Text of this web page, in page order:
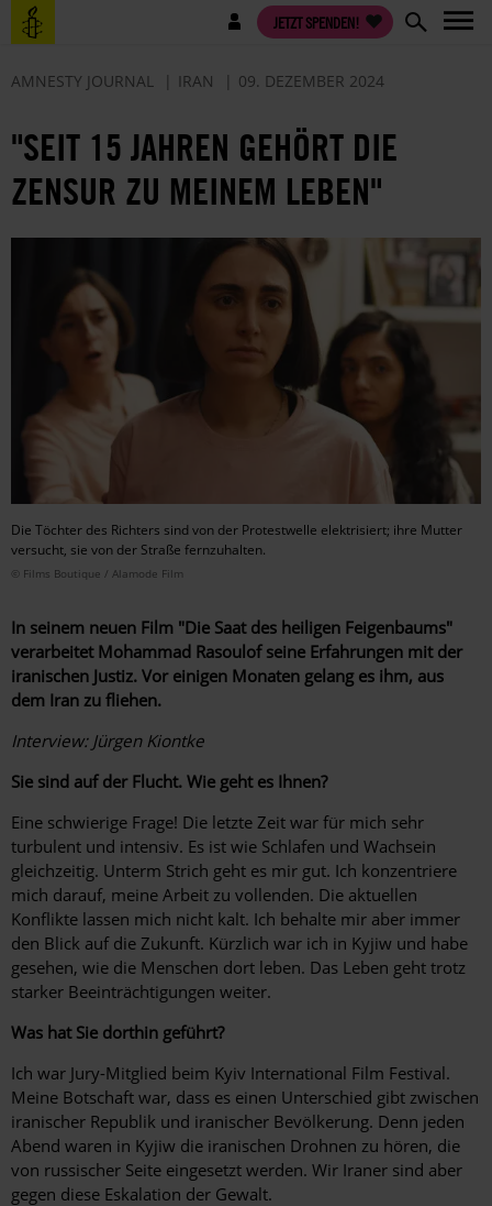
Direkt
zum
Benutzermenü JETZT SPENDEN!
AMNESTY JOURNAL IRAN 09. DEZEMBER 2024
"SEIT 15 JAHREN GEHÖRT DIE
ZENSUR ZU MEINEM LEBEN"
Die Töchter des Richters sind von der Protestwelle elektrisiert; ihre Mutter
versucht, sie von der Straße fernzuhalten.
© Films Boutique / Alamode Film
In seinem neuen Film "Die Saat des heiligen Feigenbaums"
verarbeitet Mohammad Rasoulof seine Erfahrungen mit der
iranischen Justiz. Vor einigen Monaten gelang es ihm, aus
dem Iran zu fliehen.
Interview: Jürgen Kiontke
Sie sind auf der Flucht. Wie geht es ­Ihnen?
Eine schwierige Frage! Die letzte Zeit war für mich sehr
turbulent und intensiv. Es ist wie Schlafen und Wachsein
gleichzeitig. Unterm Strich geht es mir gut. Ich konzentriere
mich darauf, meine Arbeit zu vollenden. Die aktuellen
Konflikte lassen mich nicht kalt. Ich behalte mir aber immer
den Blick auf die Zukunft. Kürzlich war ich in Kyjiw und habe
gesehen, wie die Menschen dort leben. Das Leben geht trotz
starker Beeinträchtigungen weiter.
Was hat Sie dorthin geführt?
Ich war Jury-Mitglied beim Kyiv International Film Festival.
Meine Botschaft war, dass es einen Unterschied gibt zwischen
iranischer Republik und iranischer Bevölkerung. Denn jeden
Abend waren in Kyjiw die iranischen Drohnen zu hören, die
von russischer Seite eingesetzt werden. Wir Iraner sind aber
gegen diese Eskalation der Gewalt.